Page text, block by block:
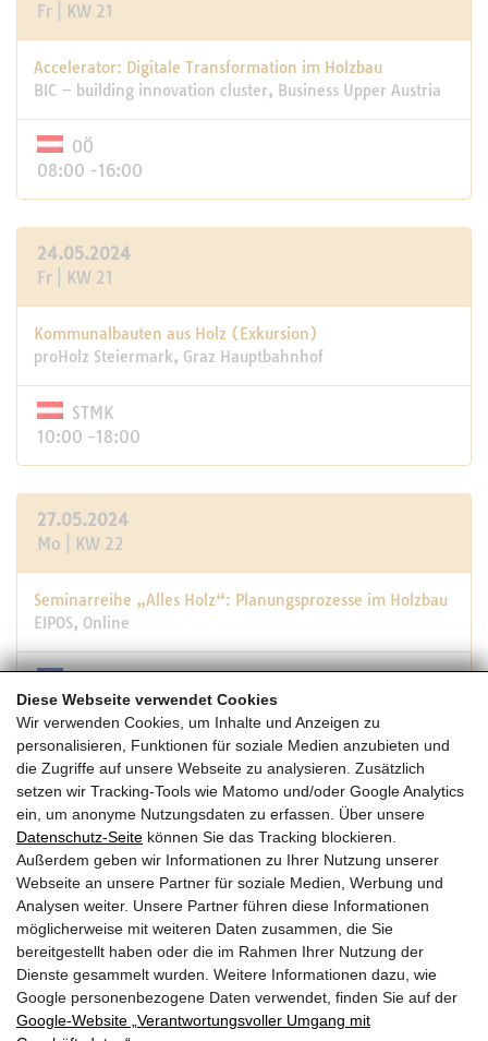
Diese Webseite verwendet Cookies
Wir verwenden Cookies, um Inhalte und Anzeigen zu
personalisieren, Funktionen für soziale Medien anzubieten und
die Zugriffe auf unsere Webseite zu analysieren. Zusätzlich
setzen wir Tracking-Tools wie Matomo und/oder Google Analytics
ein, um anonyme Nutzungsdaten zu erfassen. Über unsere
Datenschutz-Seite können Sie das Tracking blockieren.
Außerdem geben wir Informationen zu Ihrer Nutzung unserer
Webseite an unsere Partner für soziale Medien, Werbung und
Analysen weiter. Unsere Partner führen diese Informationen
möglicherweise mit weiteren Daten zusammen, die Sie
bereitgestellt haben oder die im Rahmen Ihrer Nutzung der
Dienste gesammelt wurden. Weitere Informationen dazu, wie
Google personenbezogene Daten verwendet, finden Sie auf der
Google‑Website „Verantwortungsvoller Umgang mit
Fr | KW 21
Accelerator: Digitale Transformation im Holzbau
BIC – building innovation cluster, Business Upper Austria
OÖ
08:00 -16:00
24.05.2024
Fr | KW 21
Kommunalbauten aus Holz (Exkursion)
proHolz Steiermark, Graz Hauptbahnhof
STMK
10:00 -18:00
27.05.2024
Mo | KW 22
Seminarreihe „Alles Holz“: Planungsprozesse im Holzbau
EIPOS, Online
09:00 -11:15
29.05.2024
Mi | KW 22
proHolz Student Trophy woodencity – Preisverleihung
proHolz Austria, TU Wien, Karlsplatz 13, 1040 Wien
W
08:00 -17:00
Seiten drucken